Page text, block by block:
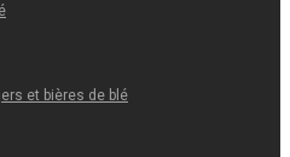
et bières de blé